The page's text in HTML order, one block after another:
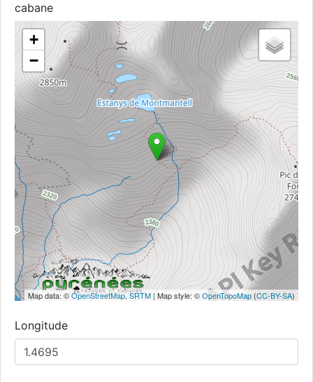
cabane
+
−
Map data: ©OpenStreetMap,SRTM | Map style: ©OpenTopoMap (CC-BY-SA)
Longitude